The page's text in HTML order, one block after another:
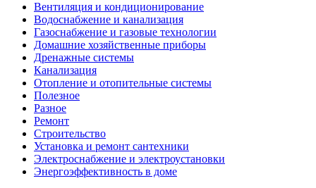
Вентиляция и кондиционирование
Водоснабжение и канализация
Газоснабжение и газовые технологии
Домашние хозяйственные приборы
Дренажные системы
Канализация
Отопление и отопительные системы
Полезное
Разное
Ремонт
Строительство
Установка и ремонт сантехники
Электроснабжение и электроустановки
Энергоэффективность в доме